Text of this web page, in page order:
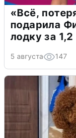
«Всё,
подарила
лодку за
5 августа 147